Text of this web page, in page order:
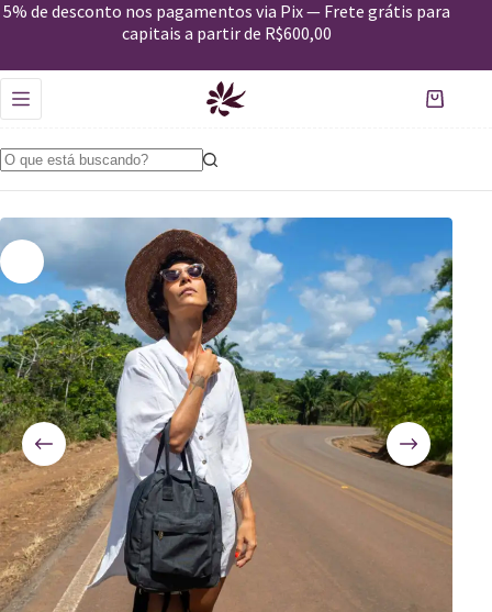
R$269,00
Apenas 2 em estoque
Comprar
5% de desconto nos pagamentos via Pix — Frete grátis para
capitais a partir de R$600,00